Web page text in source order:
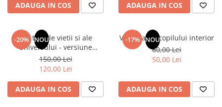
Dezvoltare personala
Enciclopedii
Legende istorice
Literatura Scolara
Elevi de 10 plus
ADAUGA IN COS ADAUGA IN COS
-20% NOU
Din tainele vietii si ale
Universului - versiune
originala din 1939. Volumele I-
III. Cutie de colectie -Scarlat
Demetrescu
150,00 Lei
120,00 Lei
ADAUGA IN COS
-17% NOU
Vindecarea copilului interior
60,00 Lei
50,00 Lei
ADAUGA IN COS